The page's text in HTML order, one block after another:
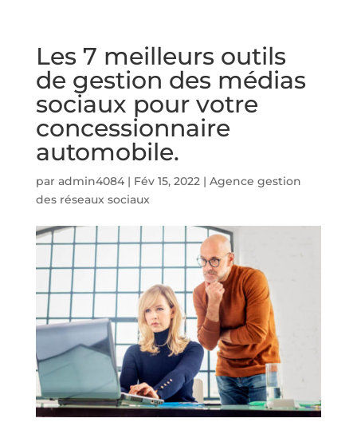
Les 7 meilleurs outils
de gestion des médias
sociaux pour votre
concessionnaire
automobile.
par admin4084| Fév 15, 2022| Agence gestion
des réseaux sociaux